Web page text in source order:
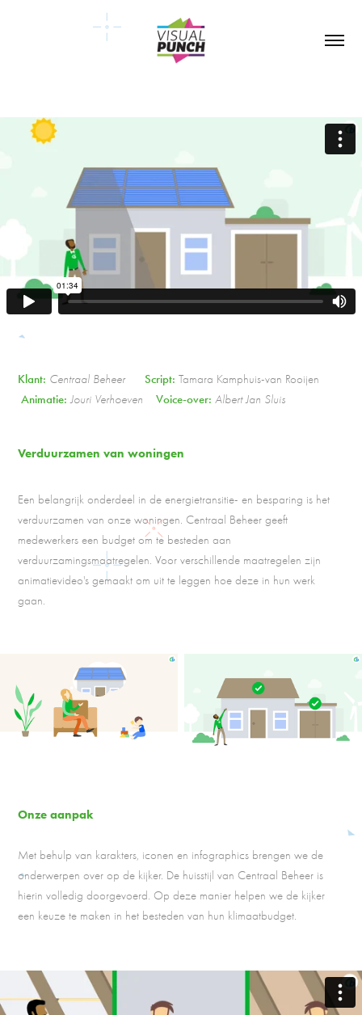
Klant: Centraal BeheerScript: Tamara Kamphuis-van Rooijen
Animatie: Jouri Verhoeven Voice-over: Albert Jan Sluis
Verduurzamen van woningen
Een belangrijk onderdeel in de energietransitie- en besparing is het
verduurzamen van onze woningen. Centraal Beheer geeft
medewerkers een budget om te besteden aan
verduurzamingsmaatregelen. Voor verschillende maatregelen zijn
animatievideo's gemaakt om uit te leggen hoe deze in hun werk
gaan.
Onze aanpak
Met behulp van karakters, iconen en infographics brengen we de
onderwerpen over op de kijker. De huisstijl van Centraal Beheer is
hierin volledig doorgevoerd. Op deze manier helpen we de kijker
een keuze te maken in het besteden van hun klimaatbudget.